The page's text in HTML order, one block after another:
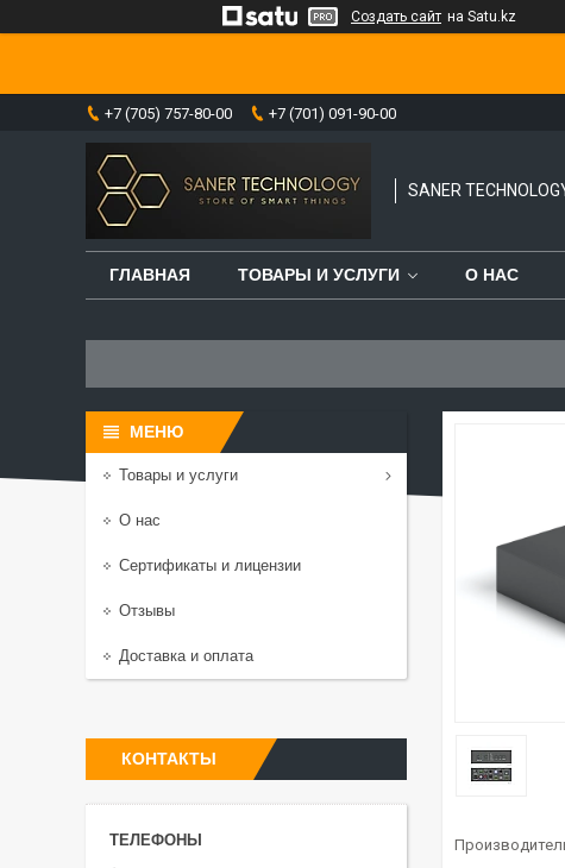
Создать сайт на Satu.kz
+7 (705) 757-80-00 +7 (701) 091-90-00
SANER
ГЛАВНАЯ ТОВАРЫ И УСЛУГИ О НАС
Товары и услуги
О нас
Сертификаты и лицензии
Отзывы
Доставка и оплата
КОНТАКТЫ